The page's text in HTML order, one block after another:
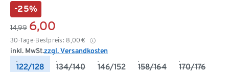
-25%
14,99 6,00
30-Tage-Bestpreis: 8,00 €
inkl. MwSt.zzgl. Versandkosten
122/128 134/140 146/152 158/164 170/176